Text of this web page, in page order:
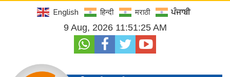
English हिन्दी मराठी ਪੰਜਾਬੀ
9 Aug, 2026 11:51:26 AM